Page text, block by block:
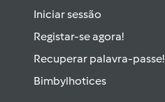
Iniciar sessão
Registar-se agora!
Recuperar palavra-passe!
Bimbylhotices